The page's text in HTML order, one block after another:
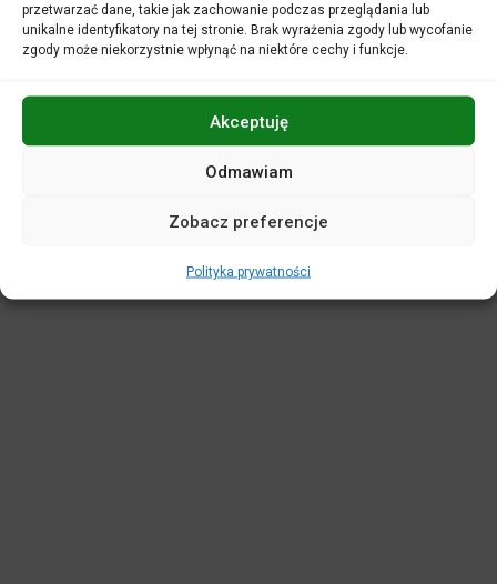
przetwarzać dane, takie jak zachowanie podczas przeglądania lub
unikalne identyfikatory na tej stronie. Brak wyrażenia zgody lub wycofanie
zgody może niekorzystnie wpłynąć na niektóre cechy i funkcje.
Akceptuję
Odmawiam
Zobacz preferencje
Polityka prywatności
POLITYKA PRYWATNOŚCI
DEKLARACJA DOSTĘPNOŚCI
REGULAMINY
WIRTUALNY SPACER